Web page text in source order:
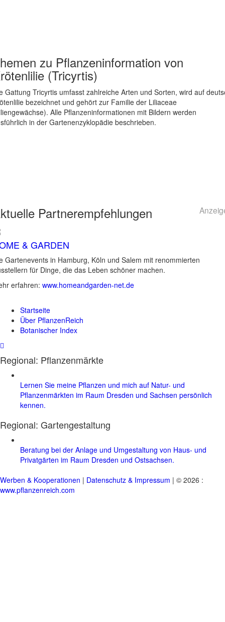
zu Pflanzeninformation von
(Tricyrtis)
Gattung Tricyrtis umfasst zahlreiche Arten und Sorten, wird auf
bezeichnet und gehört zur Familie der Liliaceae
Alle Pflanzeninformationen mit Bildern werden
in der Gartenenzyklopädie beschrieben.
Partnerempfehlungen
& GARDEN
Gartenevents in Hamburg, Köln und Salem mit renommierten
für Dinge, die das Leben schöner machen.
erfahren: www.homeandgarden-net.de
Startseite
Über PflanzenReich
Botanischer Index
Regional: Pflanzenmärkte
Lernen Sie meine Pflanzen und mich auf Natur- und
Pflanzenmärkten im Raum Dresden und Sachsen persönlich
kennen.
Regional: Gartengestaltung
Beratung bei der Anlage und Umgestaltung von Haus- und
Privatgärten im Raum Dresden und Ostsachsen.
Werben & Kooperationen | Datenschutz & Impressum | © 2026 :
www.pflanzenreich.com